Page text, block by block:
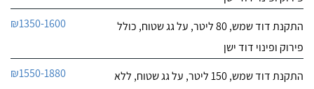
התקנת דוד שמש, 80 ליטר, על גג שטוח, כולל
פירוק ופינוי דוד ישן
₪1350-1600
התקנת דוד שמש, 150 ליטר, על גג שטוח, ללא
₪1550-1880